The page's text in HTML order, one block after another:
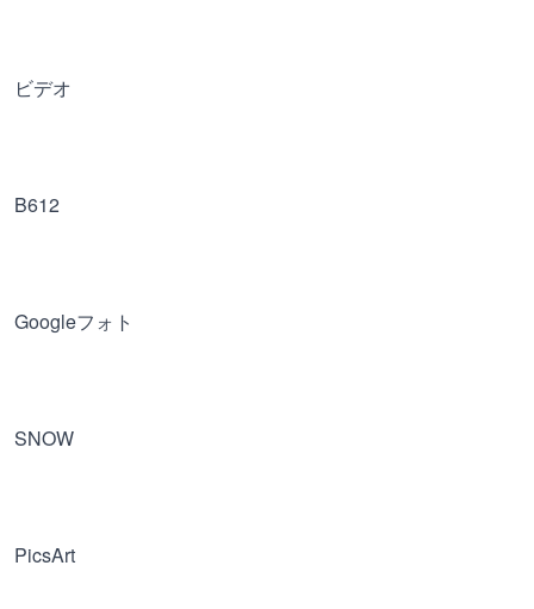
ビデオ
B612
Googleフォト
SNOW
PicsArt